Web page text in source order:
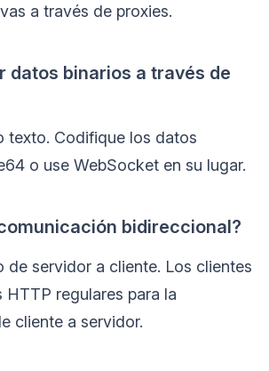
a través de proxies.
datos binarios a través de
texto. Codifique los datos
o use WebSocket en su lugar.
bidireccional?
de servidor a cliente. Los clientes
HTTP regulares para la
cliente a servidor.